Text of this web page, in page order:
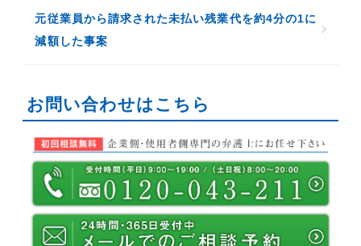
元従業員から請求された未払い残業代を約4分の1に
減額した事案
お問い合わせはこちら